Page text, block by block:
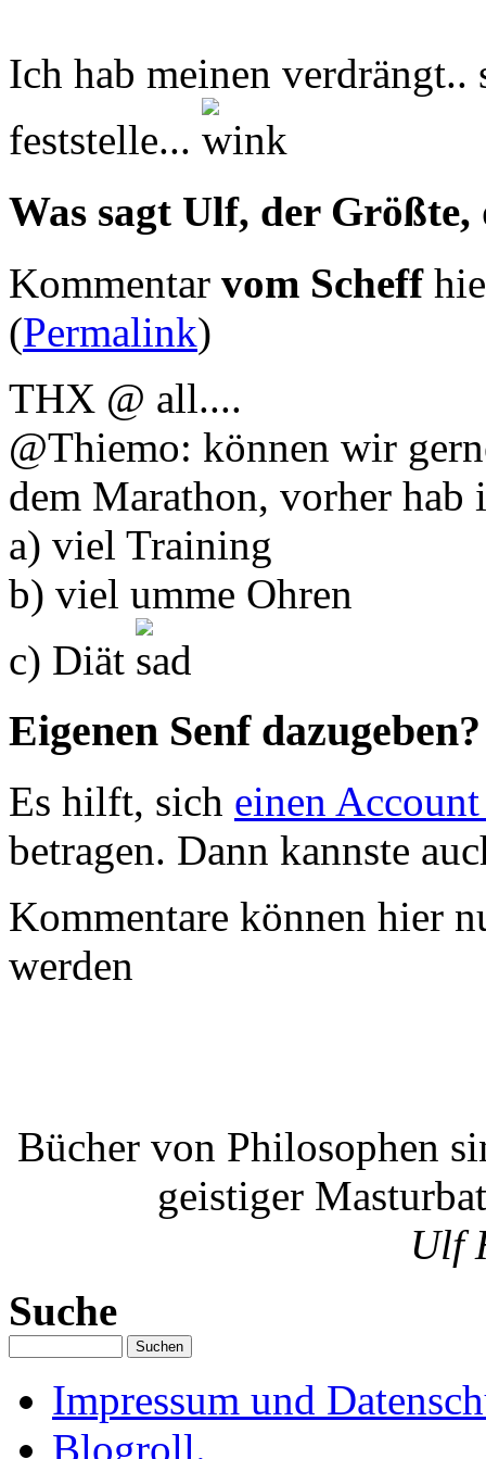
Ich hab meinen
feststelle...
Was sagt Ulf, der Größte,
Kommentar vom Scheff
(Permalink)
THX @ all....
@Thiemo: können wir
dem Marathon, vorher hab
a) viel Training
b) viel umme Ohren
c) Diät
Eigenen Senf dazugeben?
Es hilft, sich einen
betragen. Dann kannste
Kommentare können hier
werden
Bücher von Philosophen
geistiger
Ulf
Suche
Impressum und
Blogroll.